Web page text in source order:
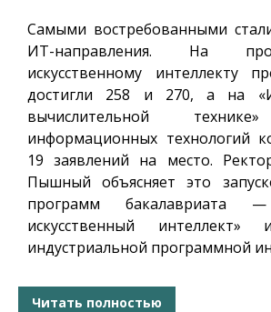
Самыми востребованными
ИТ-направления. На
искусственному интеллекту
достигли 258 и 270, а на
вычислительной
информационных технологий
19 заявлений на место.
Пышный объясняет это
программ бакалавриата —
искусственный интеллект»
индустриальной программной
Читать полностью